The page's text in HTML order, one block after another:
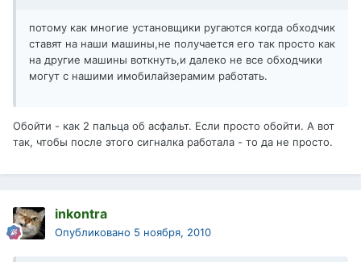
потому как многие установщики ругаются когда обходчик
ставят на наши машины,не получается его так просто как
на другие машины воткнуть,и далеко не все обходчики
могут с нашими имобилайзерамим работать.
Обойти - как 2 пальца об асфальт. Если просто обойти. А вот
так, чтобы после этого сигналка работала - то да не просто.
inkontra
Опубликовано 5 ноября, 2010